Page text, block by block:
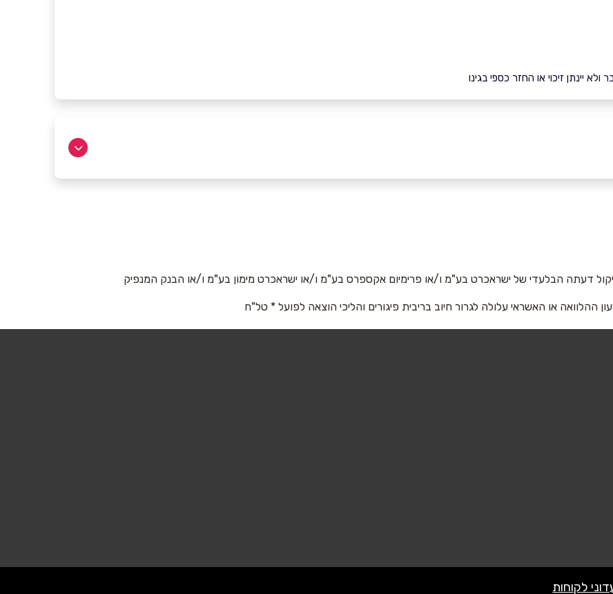
יינתן זיכוי או החזר כספי בגינו
דעתה הבלעדי של ישראכרט בע"מ ו/או פרימיום אקספרס בע"מ ו/או ישראכרט מימון בע"מ ו/או הבנק המנפיק
ההלוואה או האשראי עלולה לגרור חיוב בריבית פיגורים והליכי הוצאה לפועל * טל"ח